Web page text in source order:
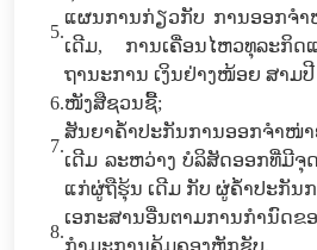
5.
ແຜນການ​ກ່ຽວກັບ ການອອກ​ຈ
ເດີມ, ການ​ເຄື່ອນ​ໄຫວ​ທຸລະ​ກິດ​
ຖານະ​ການ​ ເງິນຢ່າງໜ້ອຍ ສາມ
6.ໜັງສືຊວນຊື້;
7.
ສັນຍາຄໍ້າປະກັນການອອກຈໍາໜ່
ເດີມ ລະຫວ່າງ ບໍລິສັດອອກທີ່ມີ
ແກ່ຜູ່ຖືຮຸ້ນ ເດີມ ກັບ ຜູ່ຄໍ້າປະກັນ
8.
ເອກະສານອື່ນຕາມການກຳນົດ
ກຳມະການ​ຄຸ້ມ​ຄອງຫຼັກຊັບ.